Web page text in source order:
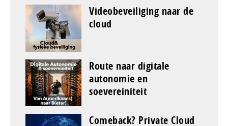
Videobeveiliging naar de
cloud
Route naar digitale
autonomie en
soevereiniteit
Comeback? Private Cloud